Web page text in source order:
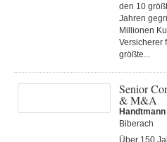
den 10
Jahren
Millionen
Versicherer
größte...
Senior
& M&A
Biberach
Über 150